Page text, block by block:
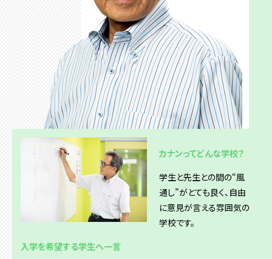
カナンってどんな学校？
学生と先生との間の“風
通し”がとても良く、自由
に意見が言える雰囲気の
学校です。
入学を希望する学生へ一言